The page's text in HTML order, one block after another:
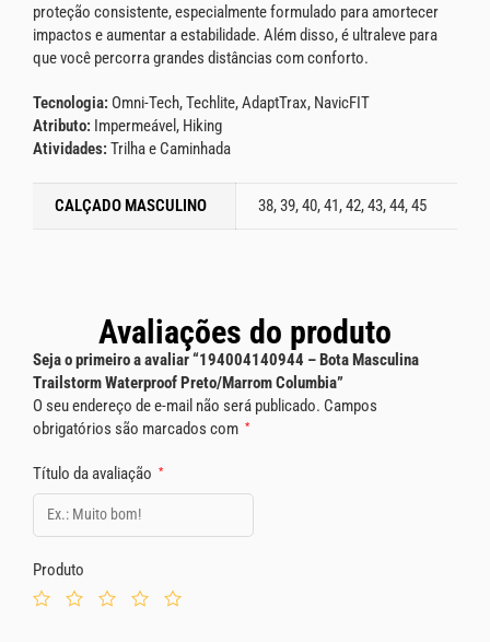
proteção consistente, especialmente formulado para amortecer
impactos e aumentar a estabilidade. Além disso, é ultraleve para
que você percorra grandes distâncias com conforto.
Tecnologia: Omni-Tech, Techlite, AdaptTrax, NavicFIT
Atributo: Impermeável, Hiking
Atividades: Trilha e Caminhada
CALÇADO MASCULINO 38, 39, 40, 41, 42, 43, 44, 45
Avaliações do produto
Seja o primeiro a avaliar “194004140944 – Bota Masculina
Trailstorm Waterproof Preto/Marrom Columbia”
O seu endereço de e-mail não será publicado. Campos
obrigatórios são marcados com *
Título da avaliação *
Produto